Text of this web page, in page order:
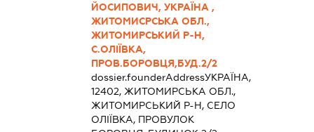
ЙОСИПОВИЧ, УКРАЇНА ,
ЖИТОМИСРСЬКА ОБЛ.,
ЖИТОМИРСЬКИЙ Р-Н,
С.ОЛІЇВКА,
ПРОВ.БОРОВЦЯ,БУД.2/2
dossier.founderAddressУКРАЇНА,
12402, ЖИТОМИРСЬКА ОБЛ.,
ЖИТОМИРСЬКИЙ Р-Н, СЕЛО
ОЛІЇВКА, ПРОВУЛОК